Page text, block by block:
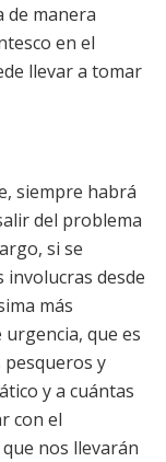
de manera
en el
llevar a tomar
siempre habrá
del problema
si se
involucras desde
más
que es
pesqueros y
y a cuántas
con el
nos llevarán